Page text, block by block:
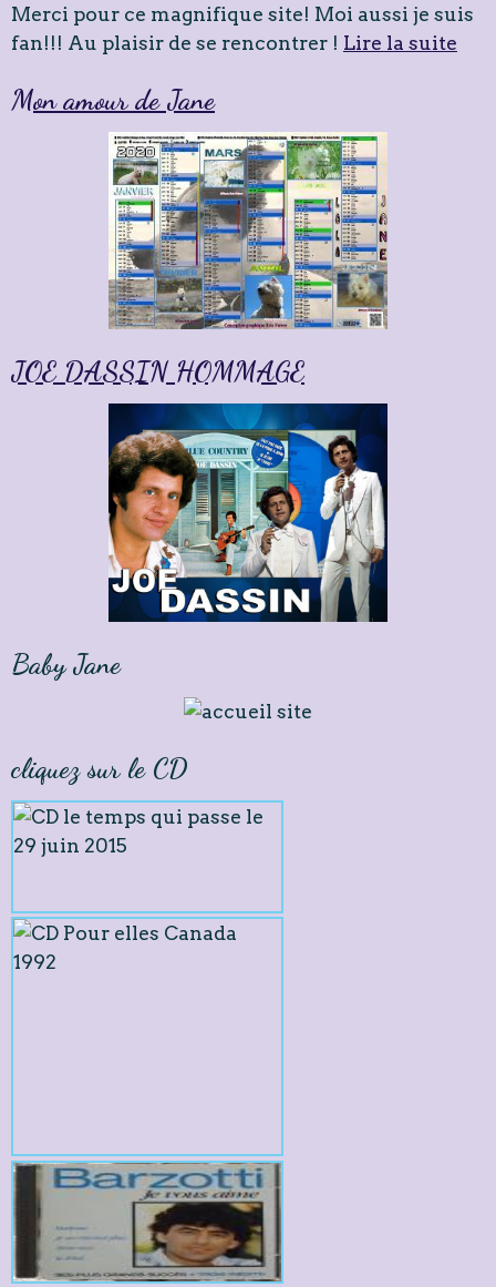
Merci pour ce magnifique site! Moi aussi je suis
fan!!! Au plaisir de se rencontrer ! Lire la suite
Mon amour de Jane
JOE DASSIN HOMMAGE
Baby Jane
cliquez sur le CD